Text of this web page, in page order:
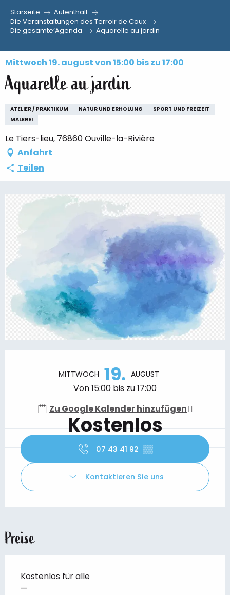
Aller
principal
Starseite
Aufenthalt
Die Veranstaltungen des Terroir de Caux
Die gesamte’Agenda
Aquarelle au jardin
Mittwoch 19. august von 15:00 bis zu 17:00
Aquarelle au jardin
ATELIER / PRAKTIKUM NATUR UND ERHOLUNG
SPORT UND FREIZEIT
MALEREI
Le Tiers-lieu, 76860 Ouville-la-Rivière
Anfahrt
Teilen
MITTWOCH 19. AUGUST
Von 15:00 bis zu 17:00
Zu Google Kalender hinzufügen
Kostenlos
07 43 41 92 ▒▒
Kontaktieren Sie uns
Preise
Kostenlos für alle
—